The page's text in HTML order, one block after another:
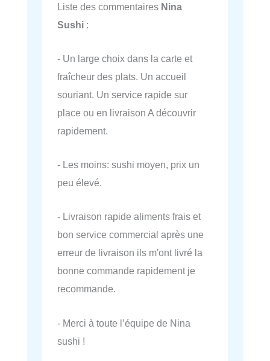
Liste des commentaires Nina
Sushi :
- Un large choix dans la carte et
fraîcheur des plats. Un accueil
souriant. Un service rapide sur
place ou en livraison A découvrir
rapidement.
- Les moins: sushi moyen, prix un
peu élevé.
- Livraison rapide aliments frais et
bon service commercial après une
erreur de livraison ils m'ont livré la
bonne commande rapidement je
recommande.
- Merci à toute l’équipe de Nina
sushi !